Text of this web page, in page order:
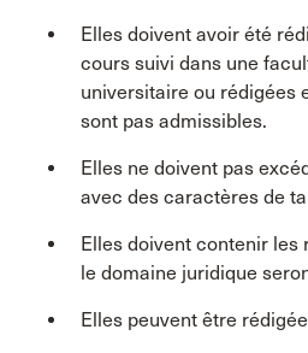
Elles doivent avoir été
cours suivi dans une
universitaire ou rédigées
sont pas admissibles.
Elles ne doivent pas
avec des caractères de
Elles doivent contenir les
le domaine juridique
Elles peuvent être